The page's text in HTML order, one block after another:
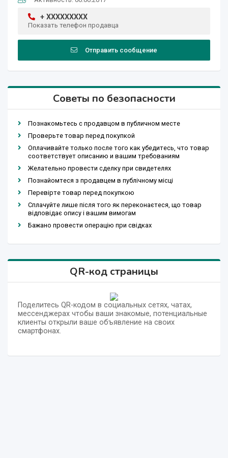
+ XXXXXXXXX
Показать телефон продавца
Отправить сообщение
Советы по безопасности
Познакомьтесь с продавцом в публичном месте
Проверьте товар перед покупкой
Оплачивайте только после того как убедитесь, что товар
соответствует описанию и вашим требованиям
Желательно провести сделку при свидетелях
Познайомтеся з продавцем в публічному місці
Перевірте товар перед покупкою
Сплачуйте лише після того як переконаєтеся, що товар
відповідає опису і вашим вимогам
Бажано провести операцію при свідках
QR-код страницы
Поделитесь QR-кодом в социальных сетях, чатах,
мессенджерах чтобы ваши знакомые, потенциальные
клиенты открыли ваше объявление на своих
смартфонах.